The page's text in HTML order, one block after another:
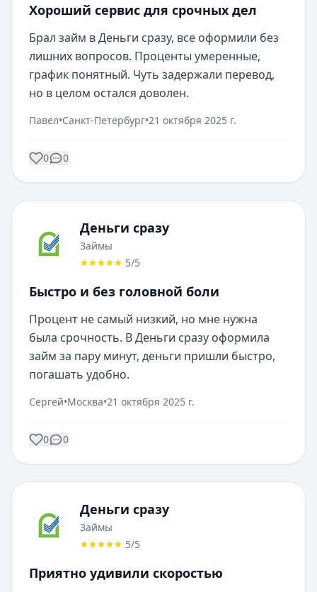
Хороший сервис для срочных дел
Брал займ в Деньги сразу, все оформили без
лишних вопросов. Проценты умеренные,
график понятный. Чуть задержали перевод,
но в целом остался доволен.
Павел•Санкт-Петербург•21 октября 2025 г.
0 0
Деньги сразу
Займы
5/5
Быстро и без головной боли
Процент не самый низкий, но мне нужна
была срочность. В Деньги сразу оформила
займ за пару минут, деньги пришли быстро,
погашать удобно.
Сергей•Москва•21 октября 2025 г.
0 0
Деньги сразу
Займы
5/5
Приятно удивили скоростью